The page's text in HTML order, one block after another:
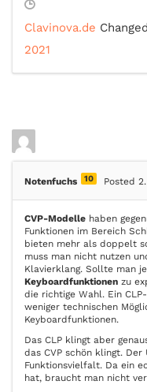
Clavinova.de
2021
Notenfuchs 10 Posted
CVP-Modelle haben
Funktionen im Bereich
bieten mehr als doppelt
muss man nicht nutzen
Klavierklang. Sollte man
Keyboardfunktionen zu
die richtige Wahl. Ein
weniger technischen
Keyboardfunktionen.
Das CLP klingt aber
das CVP schön klingt.
Funktionsvielfalt. Da ein
hat, braucht man nicht